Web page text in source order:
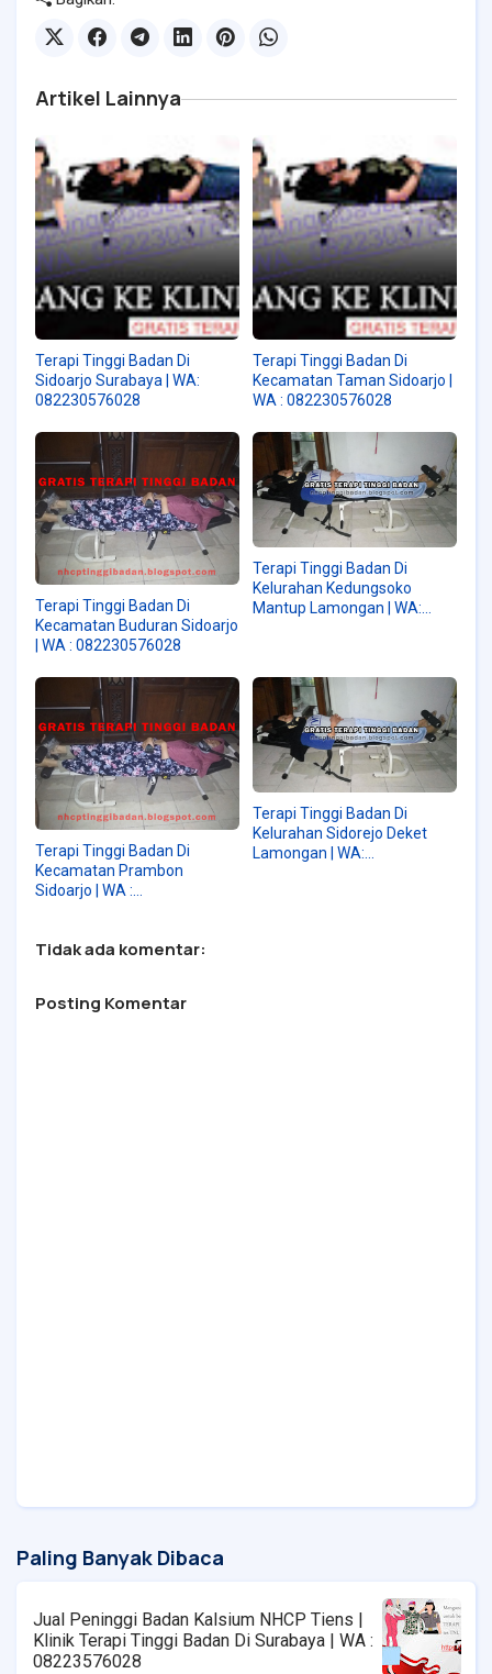
Artikel Lainnya
Terapi Tinggi Badan Di
Sidoarjo Surabaya | WA:
082230576028
Terapi Tinggi Badan Di
Kecamatan Taman Sidoarjo |
WA : 082230576028
Terapi Tinggi Badan Di
Kecamatan Buduran Sidoarjo
| WA : 082230576028
Terapi Tinggi Badan Di
Kelurahan Kedungsoko
Mantup Lamongan | WA:
Terapi Tinggi Badan Di
Kecamatan Prambon
Sidoarjo | WA :
Terapi Tinggi Badan Di
Kelurahan Sidorejo Deket
Lamongan | WA:
Tidak ada komentar:
Posting Komentar
Paling Banyak Dibaca
Jual Peninggi Badan Kalsium NHCP Tiens |
Klinik Terapi Tinggi Badan Di Surabaya | WA :
08223576028